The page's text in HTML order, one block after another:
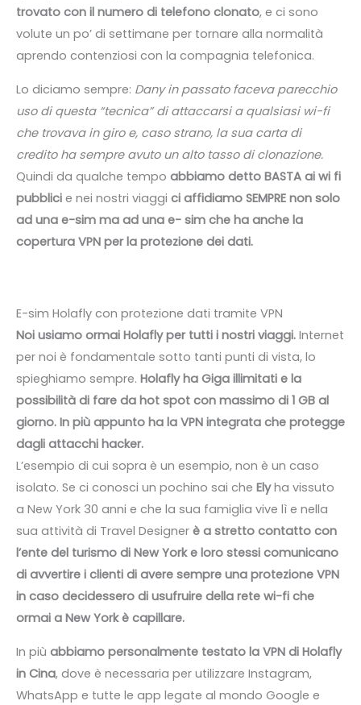
trovato con il numero di telefono clonato, e ci sono
volute un po’ di settimane per tornare alla normalità
aprendo contenziosi con la compagnia telefonica.
Lo diciamo sempre: Dany in passato faceva parecchio
uso di questa “tecnica” di attaccarsi a qualsiasi wi-fi
che trovava in giro e, caso strano, la sua carta di
credito ha sempre avuto un alto tasso di clonazione.
Quindi da qualche tempo abbiamo detto BASTA ai wi fi
pubblici e nei nostri viaggi ci affidiamo SEMPRE non solo
ad una e-sim ma ad una e- sim che ha anche la
copertura VPN per la protezione dei dati.
E-sim Holafly con protezione dati tramite VPN
Noi usiamo ormai Holafly per tutti i nostri viaggi. Internet
per noi è fondamentale sotto tanti punti di vista, lo
spieghiamo sempre. Holafly ha Giga illimitati e la
possibilità di fare da hot spot con massimo di 1 GB al
giorno. In più appunto ha la VPN integrata che protegge
dagli attacchi hacker.
L’esempio di cui sopra è un esempio, non è un caso
isolato. Se ci conosci un pochino sai che Elyha vissuto
a New York 30 anni e che la sua famiglia vive lì e nella
sua attività di Travel Designer è a stretto contatto con
l’ente del turismo di New York e loro stessi comunicano
di avvertire i clienti di avere sempre una protezione VPN
in caso decidessero di usufruire della rete wi-fi che
ormai a New York è capillare.
In più abbiamo personalmente testato la VPN di Holafly
in Cina, dove è necessaria per utilizzare Instagram,
WhatsApp e tutte le app legate al mondo Google e